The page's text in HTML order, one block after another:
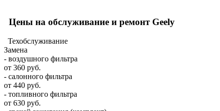
Цены на обслуживание и ремонт Geely
Техобслуживание
Замена
- воздушного фильтра
от 360 руб.
- салонного фильтра
от 440 руб.
- топливного фильтра
от 630 руб.